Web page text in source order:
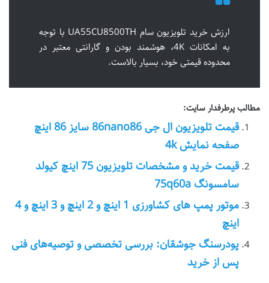
ارزش خرید تلویزیون سام UA55CU8500TH با توجه
به امکانات 4K، هوشمند بودن و گارانتی معتبر در
محدوده قیمتی خود، بسیار بالاست.
مطالب پرطرفدار سایت:
قیمت تلویزیون ال جی 86nano86 سایز 86 اینچ
صفحه نمایش 4k
قیمت خرید و مشخصات تلویزیون 75 اینچ کیولد
سامسونگ 75q60a
موتور پمپ های کشاورزی 1 اینچ و 2 اینچ و 3 اینچ و 4
اینچ
پودرسنگ جوشقان: بررسی تخصصی و توصیه‌های فنی
پس از خرید